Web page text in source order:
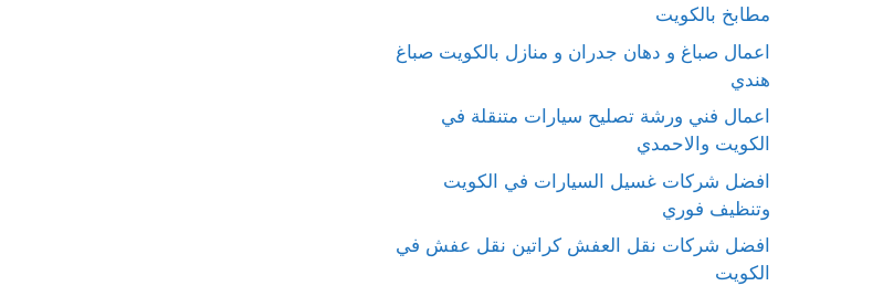
مطابخ بالكويت
اعمال صباغ و دهان جدران و منازل بالكويت صباغ
هندي
اعمال فني ورشة تصليح سيارات متنقلة في
الكويت والاحمدي
افضل شركات غسيل السيارات في الكويت
وتنظيف فوري
افضل شركات نقل العفش كراتين نقل عفش في
الكويت